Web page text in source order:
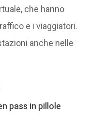
che hanno
e i viaggiatori.
anche nelle
pass in pillole